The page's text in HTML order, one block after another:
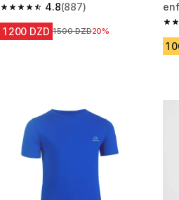
4.8
4.8 out of 5 stars from 887 reviews
(887)
1 200 DZD Prix avant la réduction
1 500 DZD20%
1